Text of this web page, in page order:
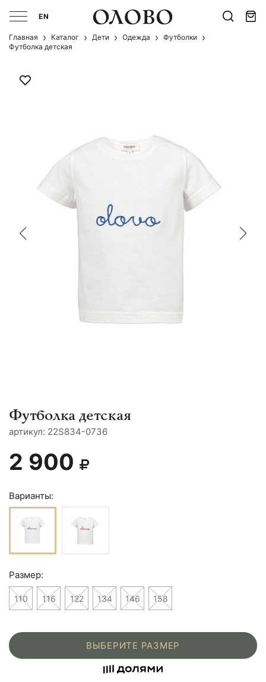
EN
Главная Каталог Дети Одежда
Футболки
Футболка детская
Футболка детская
aртикул: 22S834-0736
2 900
Варианты:
Размер:
110 116 122 134 146 158
ВЫБЕРИТЕ РАЗМЕР